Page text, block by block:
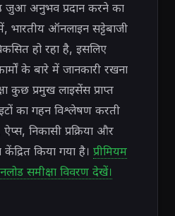
जुआ अनुभव प्रदान करने का
भारतीय ऑनलाइन सट्टेबाजी
हो रहा है, इसलिए
के बारे में जानकारी रखना
कुछ प्रमुख लाइसेंस प्राप्त
का गहन विश्लेषण करती
निकासी प्रक्रिया और
किया गया है। प्रीमियम
समीक्षा विवरण देखें।